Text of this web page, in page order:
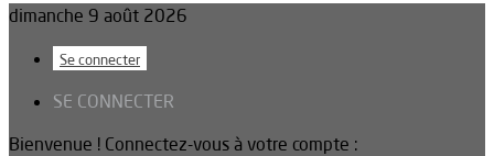
dimanche 9 août 2026
Se connecter
SE CONNECTER
Bienvenue ! Connectez-vous à votre compte :